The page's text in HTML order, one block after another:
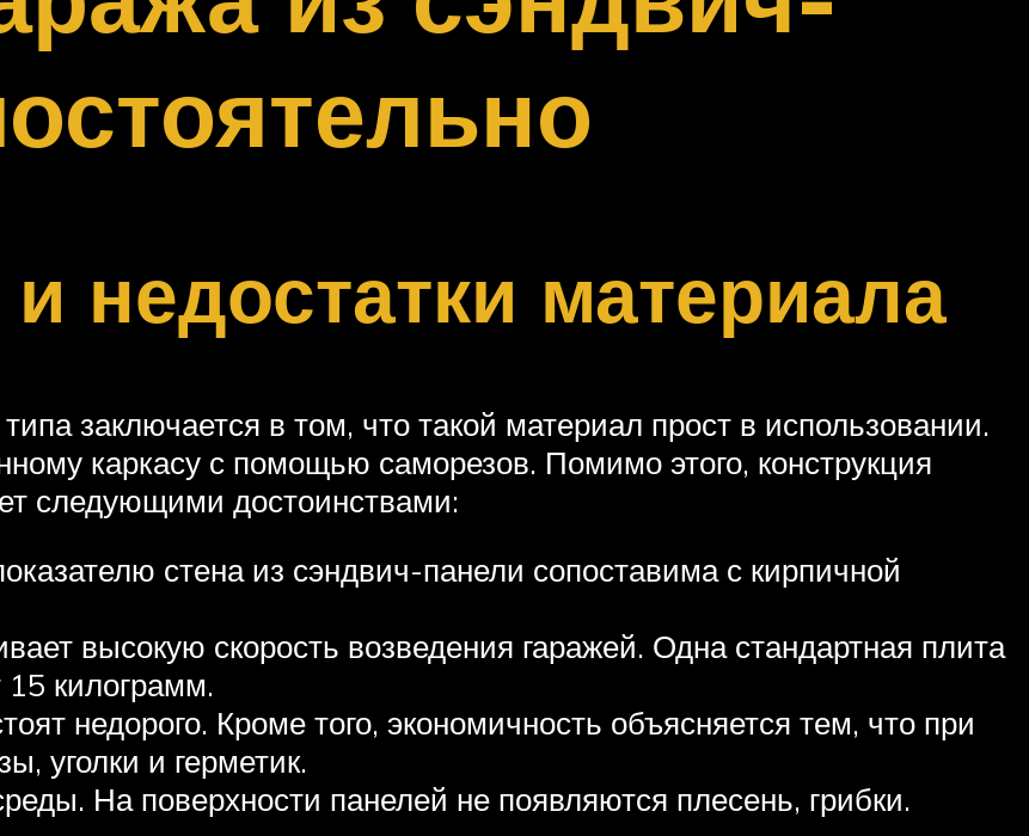
недостатки материала
заключается в том, что такой материал прост в использовании.
каркасу с помощью саморезов. Помимо этого, конструкция
следующими достоинствами:
стена из сэндвич-панели сопоставима с кирпичной
высокую скорость возведения гаражей. Одна стандартная плита
килограмм.
недорого. Кроме того, экономичность объясняется тем, что при
уголки и герметик.
На поверхности панелей не появляются плесень, грибки.